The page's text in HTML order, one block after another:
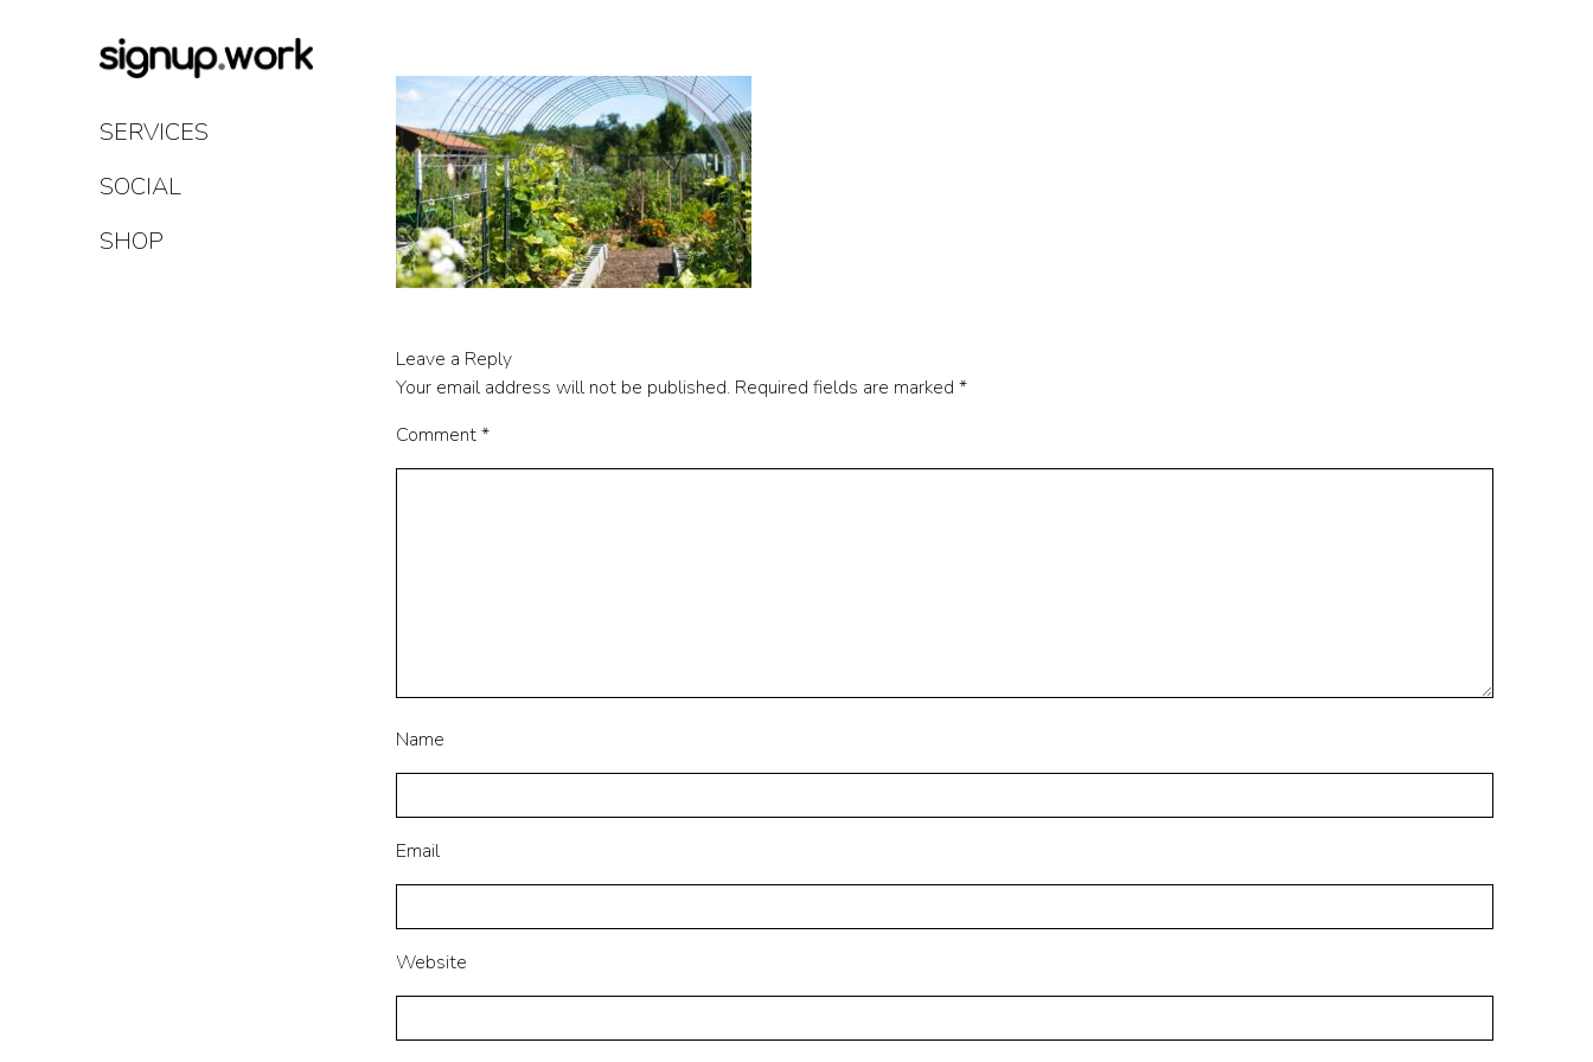
Content
SERVICES
SOCIAL
SHOP
Leave a Reply
Your email address will not be published. Required fields are marked *
Comment*
Name
Email
Website